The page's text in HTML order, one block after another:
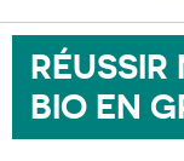
BIO EN